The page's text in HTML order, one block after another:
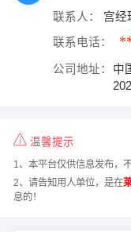
联系人： 宫经
联系电话：
公司地址：
中
温馨提示
1、本平台仅供信息发布，
2、请告知用人单位，是在
息的！